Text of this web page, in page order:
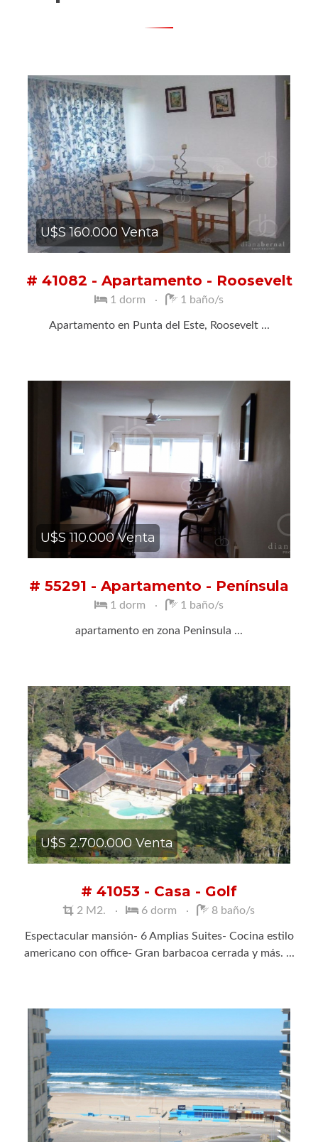
U$S 160.000 Venta
# 41082 - Apartamento - Roosevelt
1 dorm 1 baño/s
Apartamento en Punta del Este, Roosevelt ...
U$S 110.000 Venta
# 55291 - Apartamento - Península
1 dorm 1 baño/s
apartamento en zona Peninsula ...
U$S 2.700.000 Venta
# 41053 - Casa - Golf
2 M2. 6 dorm 8 baño/s
Espectacular mansión- 6 Amplias Suites- Cocina estilo
americano con office- Gran barbacoa cerrada y más. ...